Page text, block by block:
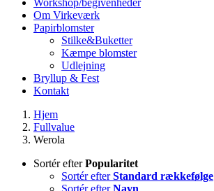
Workshop/begivenheder
Om Virkeværk
Papirblomster
Stilke&Buketter
Kæmpe blomster
Udlejning
Bryllup & Fest
Kontakt
Hjem
Fullvalue
Werola
Sortér efterPopularitet
Sortér efterStandard rækkefølge
Sortér efterNavn